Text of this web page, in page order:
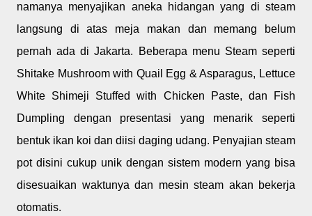
namanya menyajikan aneka hidangan yang di steam
langsung di atas meja makan dan memang belum
pernah ada di Jakarta. Beberapa menu Steam seperti
Shitake Mushroom with Quail Egg & Asparagus, Lettuce
White Shimeji Stuffed with Chicken Paste, dan Fish
Dumpling dengan presentasi yang menarik seperti
bentuk ikan koi dan diisi daging udang. Penyajian steam
pot disini cukup unik dengan sistem modern yang bisa
disesuaikan waktunya dan mesin steam akan bekerja
otomatis.